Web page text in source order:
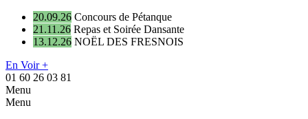
20.09.26 Concours de Pétanque
21.11.26 Repas et Soirée Dansante
13.12.26 NOËL DES FRESNOIS
En Voir +
01 60 26 03 81
Menu
Menu